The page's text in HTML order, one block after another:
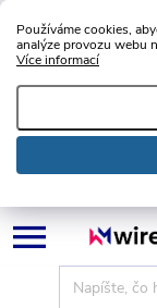
Používáme cookies,
analýze provozu webu
Více informací
Prejsť
na